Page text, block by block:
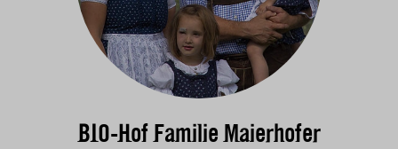
BIO-Hof Familie Maierhofer